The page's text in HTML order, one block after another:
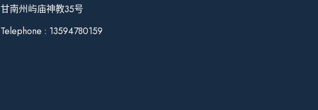
甘南州屿庙神教35号
Telephone : 13594780159